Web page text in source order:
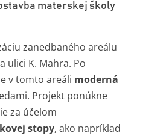
materskej školy
zanedbaného areálu
ulici K. Mahra. Po
v tomto areáli moderná
Projekt ponúkne
za účelom
stopy, ako napríklad